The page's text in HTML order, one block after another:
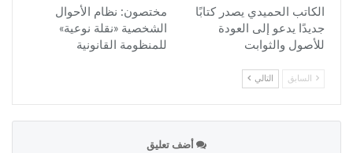
الكاتب الحميدي يصدر كتابًا
جديدًا يدعو إلى العودة
للأصول والثوابت
مختصون: نظام الأحوال
الشخصية «نقلة نوعية»
للمنظومة القانونية
السابق التالي
أضف تعليق